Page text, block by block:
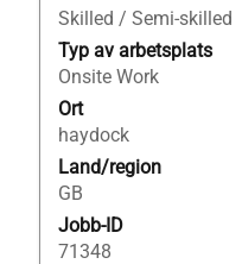
Skilled / Semi-skilled
Typ av arbetsplats
Onsite Work
Ort
haydock
Land/region
GB
Jobb-ID
71348
visa
allt
innehåll
i
jobbeskrivningen.